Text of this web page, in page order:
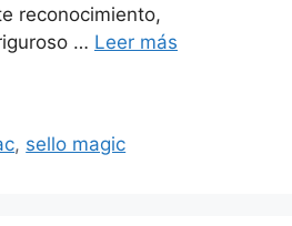
reconocimiento,
… Leer más
, sello magic